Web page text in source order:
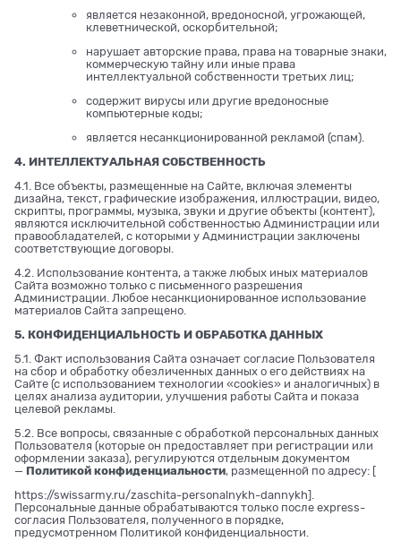
является незаконной, вредоносной, угрожающей,
клеветнической, оскорбительной;
нарушает авторские права, права на товарные знаки,
коммерческую тайну или иные права
интеллектуальной собственности третьих лиц;
содержит вирусы или другие вредоносные
компьютерные коды;
является несанкционированной рекламой (спам).
4. ИНТЕЛЛЕКТУАЛЬНАЯ СОБСТВЕННОСТЬ
4.1. Все объекты, размещенные на Сайте, включая элементы
дизайна, текст, графические изображения, иллюстрации, видео,
скрипты, программы, музыка, звуки и другие объекты (контент),
являются исключительной собственностью Администрации или
правообладателей, с которыми у Администрации заключены
соответствующие договоры.
4.2. Использование контента, а также любых иных материалов
Сайта возможно только с письменного разрешения
Администрации. Любое несанкционированное использование
материалов Сайта запрещено.
5. КОНФИДЕНЦИАЛЬНОСТЬ И ОБРАБОТКА ДАННЫХ
5.1. Факт использования Сайта означает согласие Пользователя
на сбор и обработку обезличенных данных о его действиях на
Сайте (с использованием технологии «cookies» и аналогичных) в
целях анализа аудитории, улучшения работы Сайта и показа
целевой рекламы.
5.2. Все вопросы, связанные с обработкой персональных данных
Пользователя (которые он предоставляет при регистрации или
оформлении заказа), регулируются отдельным документом
— Политикой конфиденциальности, размещенной по адресу: [
https://swissarmy.ru/zaschita-personalnykh-dannykh].
Персональные данные обрабатываются только после express-
согласия Пользователя, полученного в порядке,
предусмотренном Политикой конфиденциальности.